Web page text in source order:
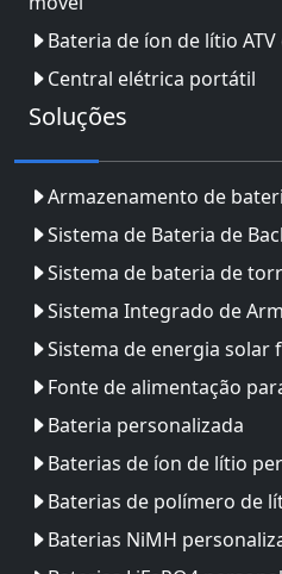
Bateria de íon de lítio ATV
Central elétrica portátil
Soluções
Armazenamento de
Sistema de Bateria de
Sistema de bateria de
Sistema Integrado de
Sistema de energia solar
Fonte de alimentação
Bateria personalizada
Baterias de íon de lítio
Baterias de polímero de
Baterias NiMH